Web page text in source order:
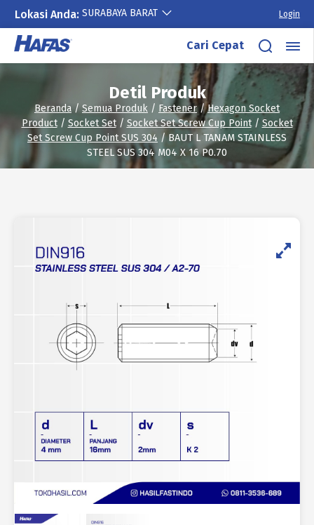
Lokasi Anda: SURABAYA BARAT Login
Lewati
konten
Cari Cepat
Detil Produk
Beranda/Semua Produk / Fastener/Hexagon Socket
Product/ Socket Set/ Socket Set Screw Cup Point/ Socket
Set Screw Cup Point SUS 304 / BAUT L TANAM STAINLESS
STEEL SUS 304 M04 X 16 P0.70